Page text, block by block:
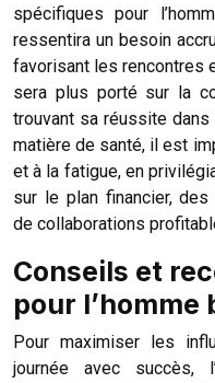
spécifiques pour
ressentira un besoin
favorisant les rencontres
sera plus porté sur la
trouvant sa réussite
matière de santé, il est
et à la fatigue, en
sur le plan financier,
de collaborations
Conseils et
pour l’homme
Pour maximiser les
journée avec succès,